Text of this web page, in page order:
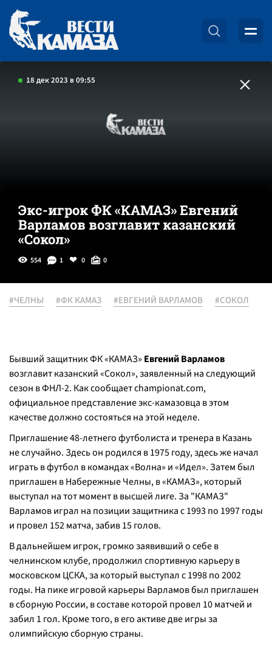
18 дек 2023 в 09:55
Экс-игрок ФК «КАМАЗ» Евгений
Варламов возглавит казанский
«Сокол»
554 1 0 0
#ЧЕЛНЫ #ФК КАМАЗ #ЕВГЕНИЙ ВАРЛАМОВ #СОКОЛ
Бывший защитник ФК «КАМАЗ» Евгений Варламов
возглавит казанский «Сокол», заявленный на следующий
сезон в ФНЛ-2. Как сообщает championat.com,
официальное представление экс-камазовца в этом
качестве должно состояться на этой неделе.
Приглашение 48-летнего футболиста и тренера в Казань
не случайно. Здесь он родился в 1975 году, здесь же начал
играть в футбол в командах «Волна» и «Идел». Затем был
приглашен в Набережные Челны, в «КАМАЗ», который
выступал на тот момент в высшей лиге. За "КАМАЗ"
Варламов играл на позиции защитника с 1993 по 1997 годы
и провел 152 матча, забив 15 голов.
В дальнейшем игрок, громко заявивший о себе в
челнинском клубе, продолжил спортивную карьеру в
московском ЦСКА, за который выступал с 1998 по 2002
годы. На пике игровой карьеры Варламов был приглашен
в сборную России, в составе которой провел 10 матчей и
забил 1 гол. Кроме того, в его активе две игры за
олимпийскую сборную страны.